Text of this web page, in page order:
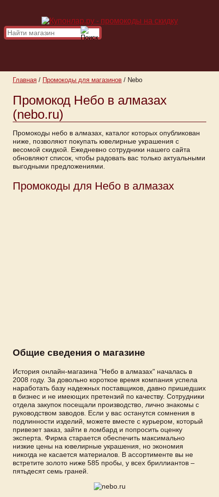
Главная / Промокоды для магазинов / Nebo
Промокод Небо в алмазах
(nebo.ru)
Промокоды небо в алмазах, каталог которых опубликован
ниже, позволяют покупать ювелирные украшения с
весомой скидкой. Ежедневно сотрудники нашего сайта
обновляют список, чтобы радовать вас только актуальными
выгодными предложениями.
Промокоды для Небо в алмазах
Общие сведения о магазине
История онлайн-магазина "Небо в алмазах" началась в
2008 году. За довольно короткое время компания успела
наработать базу надежных поставщиков, давно пришедших
в бизнес и не имеющих претензий по качеству. Сотрудники
отдела закупок посещали производство, лично знакомы с
руководством заводов. Если у вас останутся сомнения в
подлинности изделий, можете вместе с курьером, который
привезет заказ, зайти в ломбард и попросить оценку
эксперта. Фирма старается обеспечить максимально
низкие цены на ювелирные украшения, но экономия
никогда не касается материалов. В ассортименте вы не
встретите золото ниже 585 пробы, у всех бриллиантов –
пятьдесят семь граней.